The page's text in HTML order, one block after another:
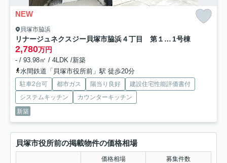
NEW
貝塚市脇浜
リナージュネクスジー貝塚市脇浜４丁目 第１期新築戸建 1号棟
2,780万円
- / 93.98㎡ / 4LDK /新築
水間鉄道「貝塚市役所前」駅 徒歩20分
駐車2台可 都市ガス 陽当り良好
建設住宅性能評価書付
システムキッチン
カウンターキッチン
新築
貝塚市役所前の掲載物件の価格相場
価格相場 募集件数